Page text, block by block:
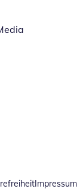
FensterFenster
neuem Fenster
Impressum